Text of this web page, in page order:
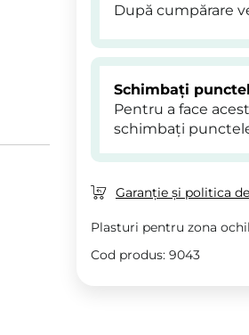
După cumpărare
Schimbați
Pentru a face
schimbați
Garanție și politica
Plasturi pentru zona
Cod produs: 9043